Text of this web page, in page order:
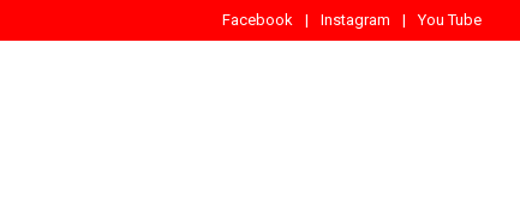
Facebook Instagram You Tube